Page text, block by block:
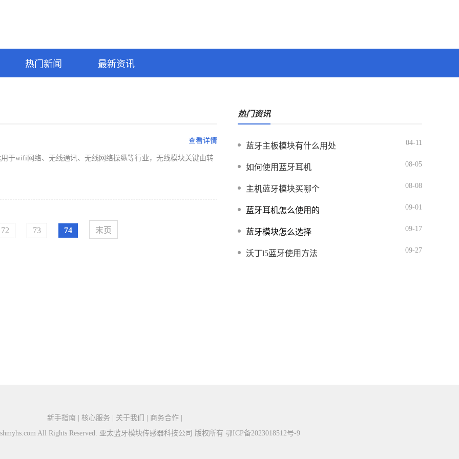
热门新闻 最新资讯
查看详情
于wifi网络、无线通讯、无线网络操纵等行业，无线模块关键由转
72 73 74 末页
热门资讯
蓝牙主板模块有什么用处 04-11
如何使用蓝牙耳机 08-05
主机蓝牙模块买哪个 08-08
蓝牙耳机怎么使用的 09-01
蓝牙模块怎么选择 09-17
沃丁l5蓝牙使用方法 09-27
新手指南 | 核心服务 | 关于我们 | 商务合作 |
All Rights Reserved. 亚太蓝牙模块传感器科技公司 版权所有 鄂ICP备2023018512号-9